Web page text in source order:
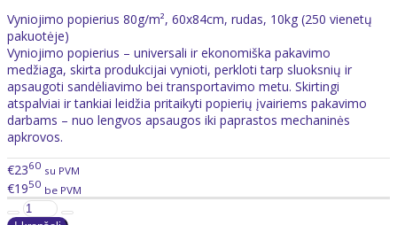
Vyniojimo popierius 80g/m², 60x84cm, rudas, 10kg (250 vienetų
pakuotėje)
Vyniojimo popierius – universali ir ekonomiška pakavimo
medžiaga, skirta produkcijai vynioti, perkloti tarp sluoksnių ir
apsaugoti sandėliavimo bei transportavimo metu. Skirtingi
atspalviai ir tankiai leidžia pritaikyti popierių įvairiems pakavimo
darbams – nuo lengvos apsaugos iki paprastos mechaninės
apkrovos.
€2360 su PVM
€1950 be PVM